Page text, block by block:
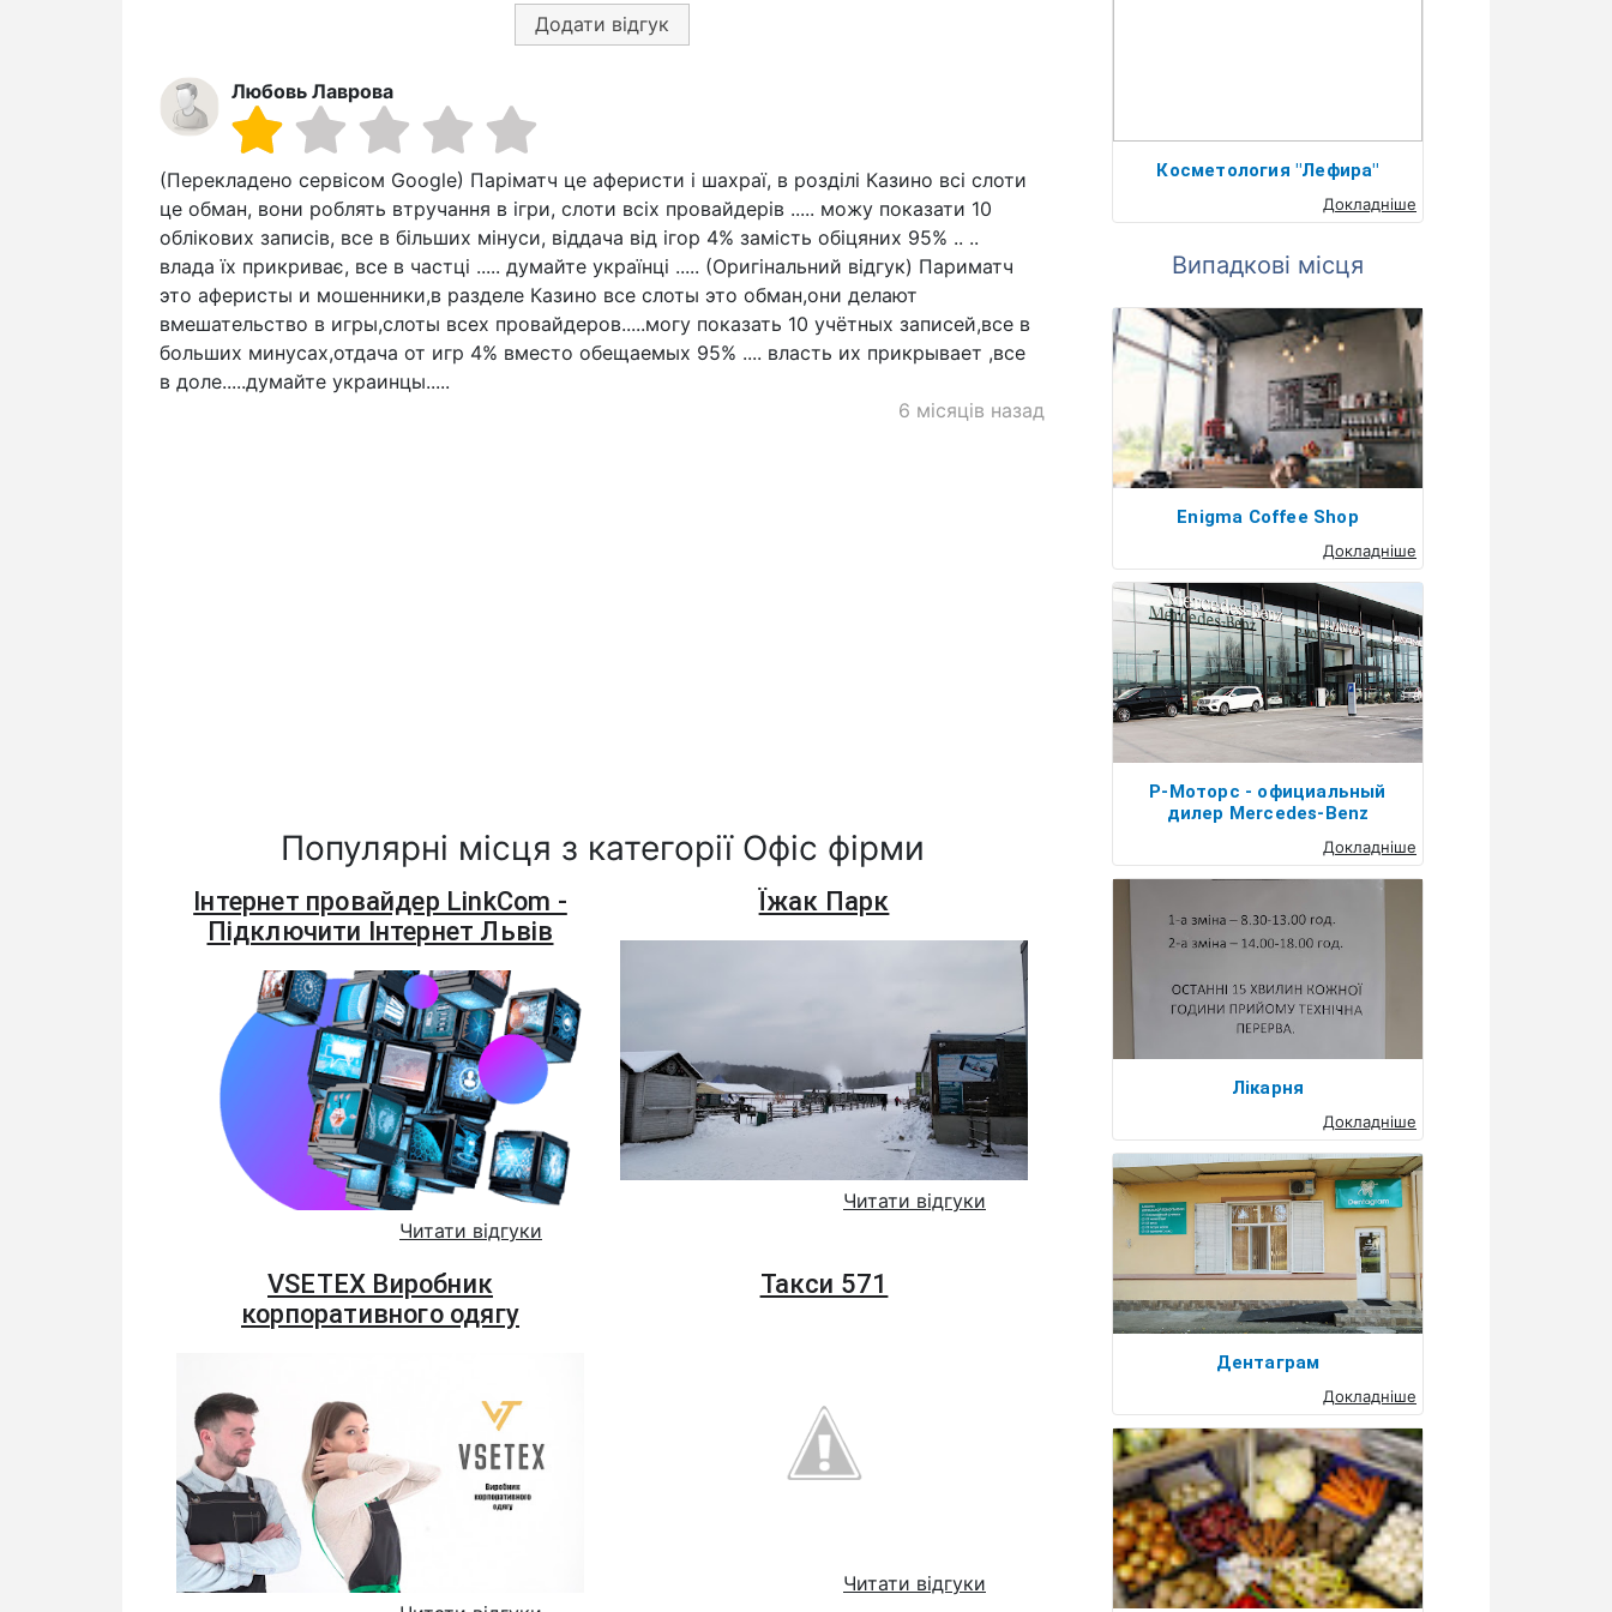
Додати відгук
Любовь Лаврова
(Перекладено сервісом Google) Паріматч це аферисти і шахраї, в розділі Казино всі слоти
це обман, вони роблять втручання в ігри, слоти всіх провайдерів ..... можу показати 10
облікових записів, все в більших мінуси, віддача від ігор 4% замість обіцяних 95% .. ..
влада їх прикриває, все в частці ..... думайте українці ..... (Оригінальний відгук) Париматч
это аферисты и мошенники,в разделе Казино все слоты это обман,они делают
вмешательство в игры,слоты всех провайдеров.....могу показать 10 учётных записей,все в
больших минусах,отдача от игр 4% вместо обещаемых 95% .... власть их прикрывает ,все
в доле.....думайте украинцы.....
6 місяців назад
Популярні місця з категорії Офіс фірми
Інтернет провайдер LinkCom -
Підключити Інтернет Львів
Читати відгуки
Їжак Парк
Читати відгуки
VSETEX Виробник
корпоративного одягу
Такси 571
Читати відгуки
Косметология "Лефира"
Докладніше
Випадкові місця
Enigma Coffee Shop
Докладніше
Р-Моторс - официальный
дилер Mercedes-Benz
Докладніше
Лікарня
Докладніше
Дентаграм
Докладніше